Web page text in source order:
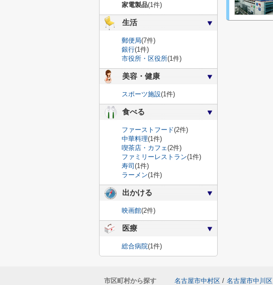
家電製品(1件)
生活
郵便局(7件)
銀行(1件)
市役所・区役所(1件)
美容・健康
スポーツ施設(1件)
食べる
ファーストフード(2件)
中華料理(1件)
喫茶店・カフェ(2件)
ファミリーレストラン(1件)
寿司 (1件)
ラーメン(1件)
出かける
映画館(2件)
医療
総合病院(1件)
市区町村から探す 名古屋市中村区 / 名古屋市中川区